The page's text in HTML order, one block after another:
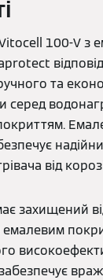
Vitocell 100-V з
та
серед
від
захищений
емалевим